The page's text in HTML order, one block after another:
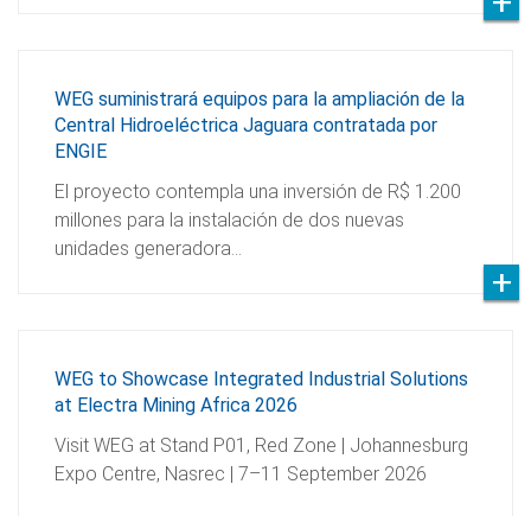
WEG suministrará equipos para la ampliación de la
Central Hidroeléctrica Jaguara contratada por
ENGIE
El proyecto contempla una inversión de R$ 1.200
millones para la instalación de dos nuevas
unidades generadora…
WEG to Showcase Integrated Industrial Solutions
at Electra Mining Africa 2026
Visit WEG at Stand P01, Red Zone | Johannesburg
Expo Centre, Nasrec | 7–11 September 2026